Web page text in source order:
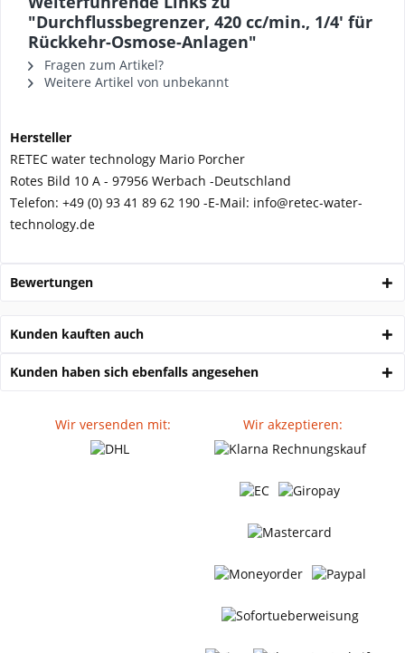
"Durchflussbegrenzer, 420 cc/min., 1/4' für
Rückkehr-Osmose-Anlagen"
Fragen zum Artikel?
Weitere Artikel von unbekannt
Hersteller
RETEC water technology Mario Porcher
Rotes Bild 10 A - 97956 Werbach -Deutschland
Telefon: +49 (0) 93 41 89 62 190 -E-Mail: info@retec-water-
technology.de
Bewertungen
Kunden kauften auch
Kunden haben sich ebenfalls angesehen
Wir versenden mit: Wir akzeptieren: